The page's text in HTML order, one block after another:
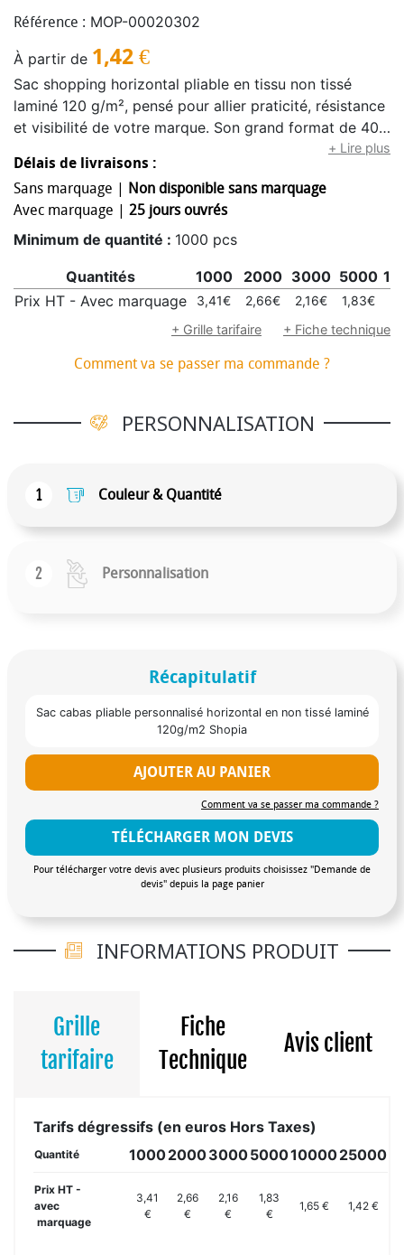
Référence : MOP-00020302
À partir de 1,42 €
Sac shopping horizontal pliable en tissu non tissé
laminé 120 g/m², pensé pour allier praticité, résistance
et visibilité de votre marque. Son grand format de 40
x 35 x 20 cm offre une belle capacité de rangement,
tandis que ses longues poignées de 55 cm et 2,5 cm
de largeur assurent un porté confortable au quotidien.
Personnalisez les poignées en choisissant parmi nos
couleurs standard ou en nous transmettant votre
disponible la plus proche de votre demande. Pour les
sacs laminés, le tissu de base est blanc et l’impression
est facturée par couleur, avec un maximum de 5
PMS pour votre logo est également possible pour un
sont non remboursables. Toute modification ou
par couleur pour les sacs laminés, en raison des coûts
+ Lire plus
Délais de livraisons :
Sans marquage | Non disponible sans marquage
Avec marquage | 25 jours ouvrés
Minimum de quantité : 1000 pcs
Quantités 1000 2000 3000 5000
Prix HT - Avec marquage
3,41€ 2,66€ 2,16€ 1,83€
+ Grille tarifaire
+ Fiche technique
Comment va se passer ma commande ?
PERSONNALISATION
1 Couleur & Quantité
2 Personnalisation
Récapitulatif
Sac cabas pliable personnalisé horizontal en non tissé laminé
120g/m2 Shopia
AJOUTER AU PANIER
Comment va se passer ma commande ?
TÉLÉCHARGER MON DEVIS
Pour télécharger votre devis avec plusieurs produits choisissez "Demande de
devis" depuis la page panier
INFORMATIONS PRODUIT
Grille
tarifaire
Fiche
Technique
Avis client
Tarifs dégressifs (en euros Hors Taxes)
Quantité 10002000300050001000025000
Prix HT -
avec
marquage
3,41
€
2,66
€
2,16
€
1,83
€
1,65 € 1,42 €